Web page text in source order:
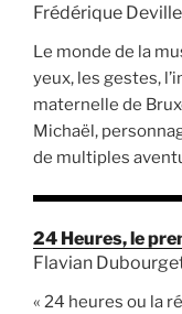
Frédérique
Le monde de la
yeux, les gestes,
maternelle de
Michaël,
de multiples
24 Heures, le
Flavian
« 24 heures ou la